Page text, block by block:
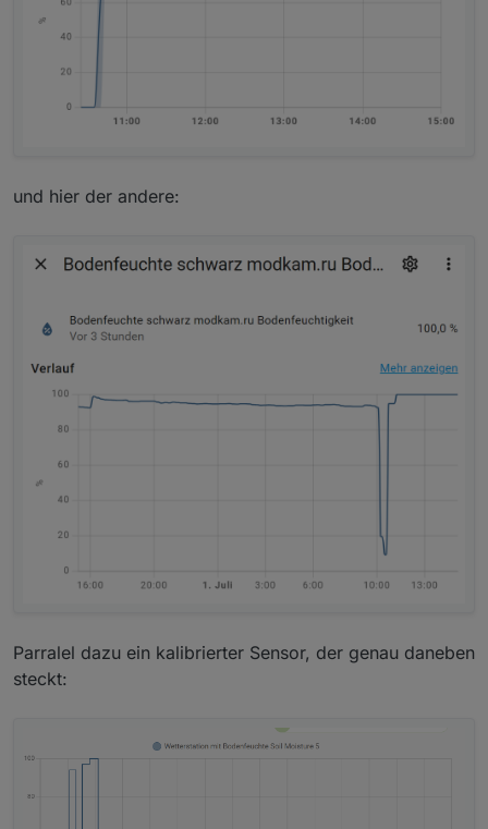
und hier der andere:
Parralel dazu ein kalibrierter Sensor, der genau daneben
steckt: